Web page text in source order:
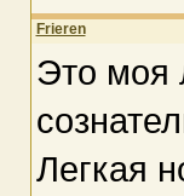
Frieren
Это моя
Легкая